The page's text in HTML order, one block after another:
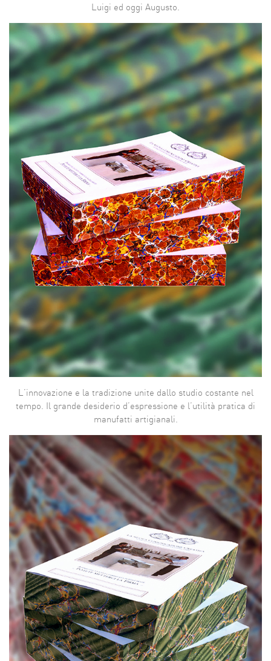
Luigi ed oggi Augusto.
L’innovazione e la tradizione unite dallo studio costante nel
tempo. Il grande desiderio d’espressione e l’utilità pratica di
manufatti artigianali.